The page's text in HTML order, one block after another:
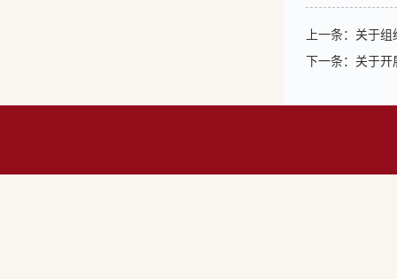
上一条： 关于组
下一条： 关于开